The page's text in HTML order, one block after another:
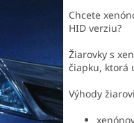
Chcete
HID verziu?
Žiarovky s
čiapku, ktorá
Výhody